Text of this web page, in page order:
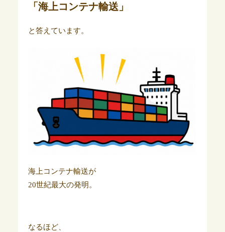
「海上コンテナ輸送」
と答えています。
海上コンテナ輸送が
20世紀最大の発明。
なるほど、